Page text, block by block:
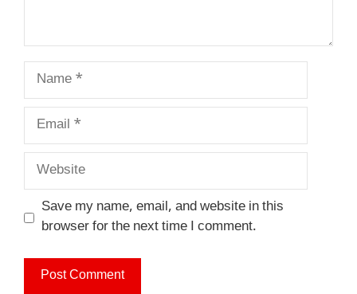
Name
Email
Website
Save my name, email, and website in this
browser for the next time I comment.